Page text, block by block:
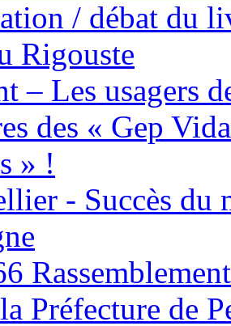
/ débat du
Rigouste
– Les usagers
des « Gep
» !
- Succès du
Préfecture de